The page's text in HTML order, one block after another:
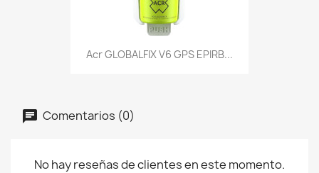
Acr GLOBALFIX V6 GPS EPIRB...
Comentarios (0)
No hay reseñas de clientes en este momento.